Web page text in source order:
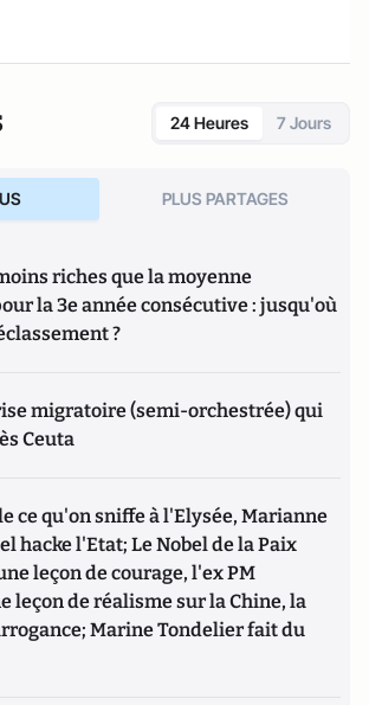
24 Heures 7 Jours
PLUS PARTAGES
riches que la moyenne
la 3e année consécutive : jusqu'où
?
migratoire (semi-orchestrée) qui
Ceuta
ce qu'on sniffe à l'Elysée, Marianne
hacke l'Etat; Le Nobel de la Paix
leçon de courage, l'ex PM
leçon de réalisme sur la Chine, la
Marine Tondelier fait du